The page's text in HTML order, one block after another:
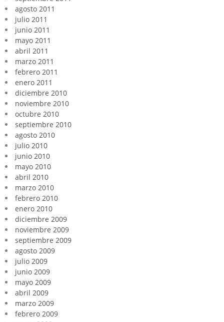
agosto 2011
julio 2011
junio 2011
mayo 2011
abril 2011
marzo 2011
febrero 2011
enero 2011
diciembre 2010
noviembre 2010
octubre 2010
septiembre 2010
agosto 2010
julio 2010
junio 2010
mayo 2010
abril 2010
marzo 2010
febrero 2010
enero 2010
diciembre 2009
noviembre 2009
septiembre 2009
agosto 2009
julio 2009
junio 2009
mayo 2009
abril 2009
marzo 2009
febrero 2009